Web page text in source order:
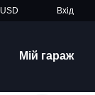
USD Вхід
Мій гараж